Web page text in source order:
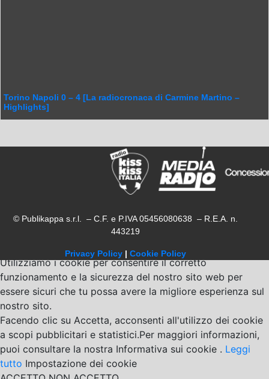
Torino Napoli 0 – 4 [La radiocronaca di Carmine Martino –
Highlights]
© Publikappa s.r.l. – C.F. e P.IVA 05456080638 – R.E.A. n.
443219
Privacy Policy | Cookie Policy
Utilizziamo i cookie per consentire il corretto
funzionamento e la sicurezza del nostro sito web per
essere sicuri che tu possa avere la migliore esperienza sul
nostro sito.
Facendo clic su Accetta, acconsenti all'utilizzo dei cookie
a scopi pubblicitari e statistici.Per maggiori informazioni,
puoi consultare la nostra Informativa sui cookie . Leggi
tutto Impostazione dei cookie